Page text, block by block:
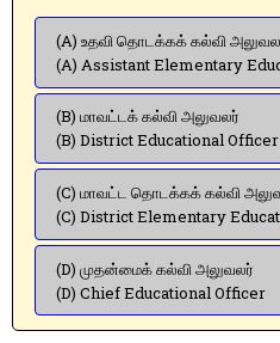
(A) உதவி தொடக்கக் கல்வி
(A) Assistant Elementary
(B) மாவட்டக் கல்வி அலுவலர்
(B) District Educational Officer
(C) மாவட்ட தொடக்கக் கல்வி
(C) District Elementary
(D) முதன்மைக் கல்வி அலுவலர்
(D) Chief Educational Officer